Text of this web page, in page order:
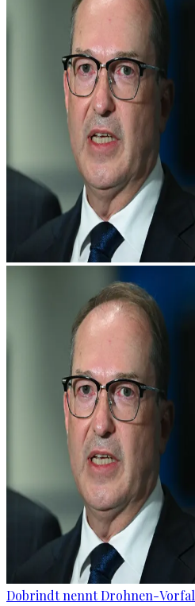
Dobrindt nennt Drohnen-